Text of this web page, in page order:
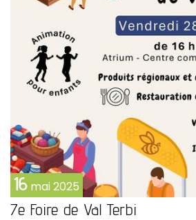
16 mai2025
7e Foire de Val Terbi